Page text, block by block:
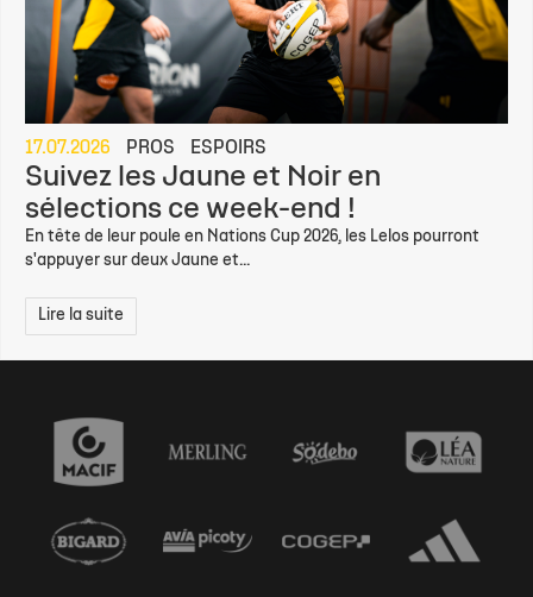
17.07.2026 PROS ESPOIRS
Suivez les Jaune et Noir en
sélections ce week-end !
En tête de leur poule en Nations Cup 2026, les Lelos pourront
s'appuyer sur deux Jaune et...
Lire la suite